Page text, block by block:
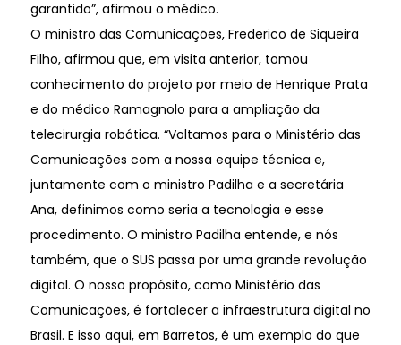
garantido”, afirmou o médico.
O ministro das Comunicações, Frederico de Siqueira
Filho, afirmou que, em visita anterior, tomou
conhecimento do projeto por meio de Henrique Prata
e do médico Ramagnolo para a ampliação da
telecirurgia robótica. “Voltamos para o Ministério das
Comunicações com a nossa equipe técnica e,
juntamente com o ministro Padilha e a secretária
Ana, definimos como seria a tecnologia e esse
procedimento. O ministro Padilha entende, e nós
também, que o SUS passa por uma grande revolução
digital. O nosso propósito, como Ministério das
Comunicações, é fortalecer a infraestrutura digital no
Brasil. E isso aqui, em Barretos, é um exemplo do que